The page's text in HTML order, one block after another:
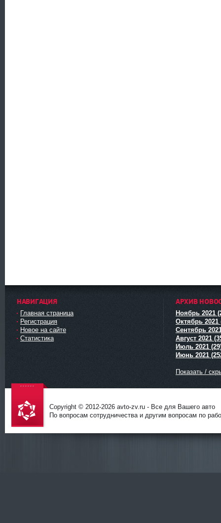
НАВИГАЦИЯ
Главная страница
Регистрация
Новое на сайте
Статистика
АРХИВ
Ноябрь 2021
Октябрь 2021
Сентябрь
Август 2021
Июль 2021
Июнь 2021
Показать /
avto-zv.ru
Copyright © 2012-2026 avto-zv.ru - Все для Вашего авто
По вопросам сотрудничества и другим вопросам по